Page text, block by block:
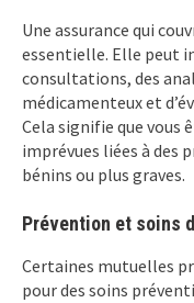
Une assurance qui
essentielle. Elle peut
consultations, des
médicamenteux et
Cela signifie que vous
imprévues liées à des
bénins ou plus graves.
Prévention et soins
Certaines mutuelles
pour des soins